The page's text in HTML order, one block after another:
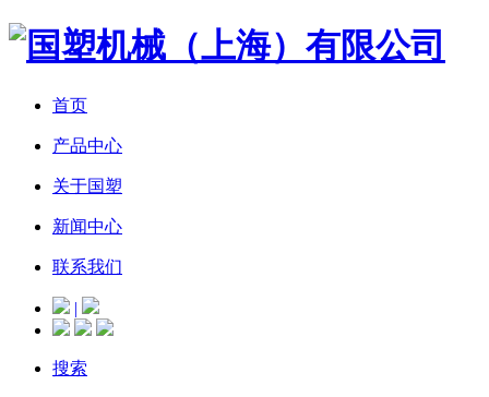
首页
产品中心
关于国塑
新闻中心
联系我们
|
搜索